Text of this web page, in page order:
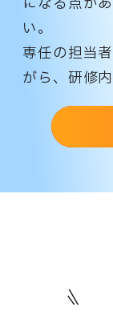
い。
専任の担当
がら、研修